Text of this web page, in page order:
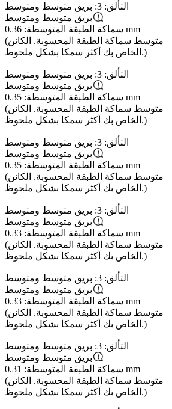
التألق: 3: بريق متوسط ​​ومتوسط
بريق متوسط ​​ومتوسط
سماكة الطبقة المتوسطة: 0.36 mm
(متوسط ​​سماكة الطبقة المحسوبة. الكائن
الخاص بك أكثر سمكا بشكل ملحوظ.)
التألق: 3: بريق متوسط ​​ومتوسط
بريق متوسط ​​ومتوسط
سماكة الطبقة المتوسطة: 0.35 mm
(متوسط ​​سماكة الطبقة المحسوبة. الكائن
الخاص بك أكثر سمكا بشكل ملحوظ.)
التألق: 3: بريق متوسط ​​ومتوسط
بريق متوسط ​​ومتوسط
سماكة الطبقة المتوسطة: 0.35 mm
(متوسط ​​سماكة الطبقة المحسوبة. الكائن
الخاص بك أكثر سمكا بشكل ملحوظ.)
التألق: 3: بريق متوسط ​​ومتوسط
بريق متوسط ​​ومتوسط
سماكة الطبقة المتوسطة: 0.33 mm
(متوسط ​​سماكة الطبقة المحسوبة. الكائن
الخاص بك أكثر سمكا بشكل ملحوظ.)
التألق: 3: بريق متوسط ​​ومتوسط
بريق متوسط ​​ومتوسط
سماكة الطبقة المتوسطة: 0.33 mm
(متوسط ​​سماكة الطبقة المحسوبة. الكائن
الخاص بك أكثر سمكا بشكل ملحوظ.)
التألق: 3: بريق متوسط ​​ومتوسط
بريق متوسط ​​ومتوسط
سماكة الطبقة المتوسطة: 0.31 mm
(متوسط ​​سماكة الطبقة المحسوبة. الكائن
الخاص بك أكثر سمكا بشكل ملحوظ.)